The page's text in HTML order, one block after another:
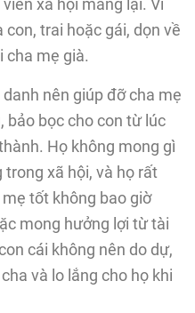
xã hội mang lại. Vì
trai hoặc gái, dọn về
cha mẹ già.
nên giúp đỡ cha mẹ
bảo bọc cho con từ lúc
Họ không mong gì
trong xã hội, và họ rất
tốt không bao giờ
mong hưởng lợi từ tài
cái không nên do dự,
và lo lắng cho họ khi